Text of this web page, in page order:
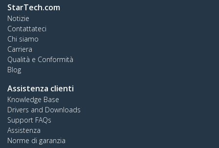
StarTech.com
Notizie
Contattateci
Chi siamo
Carriera
Qualità e Conformità
Blog
Assistenza clienti
Knowledge Base
Drivers and Downloads
Support FAQs
Assistenza
Norme di garanzia